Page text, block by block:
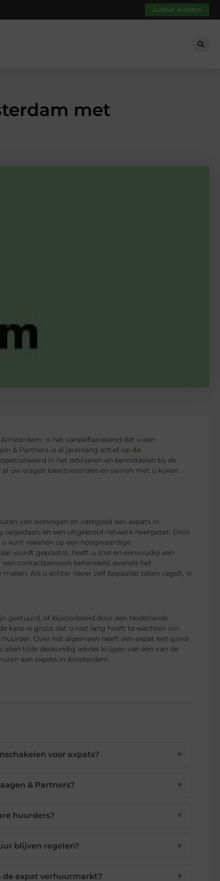
Auteur worden
met
is het vanzelfsprekend dat u een
& Partners is al jarenlang actief op de
in het adviseren en bemiddelen bij de
uw vragen beantwoorden en samen met u kijken
van woningen en vastgoed aan expats in
en een uitgebreid netwerk neergezet. Deze
kunt rekenen op een hoogwaardige
wordt geplaatst, heeft u snel en eenvoudig een
contactpersoon behandeld, evenals het
Als u echter liever zelf bepaalde zaken regelt, is
gestuurd, of bijvoorbeeld door een Nederlands
kans is groot dat u niet lang hoeft te wachten om
Over het algemeen heeft een expat een goed
tijde deskundig advies krijgen van één van de
aan expats in Amsterdam.
voor expats? ▼
& Partners? ▼
huurders? ▼
blijven regelen? ▼
de expat verhuurmarkt? ▼